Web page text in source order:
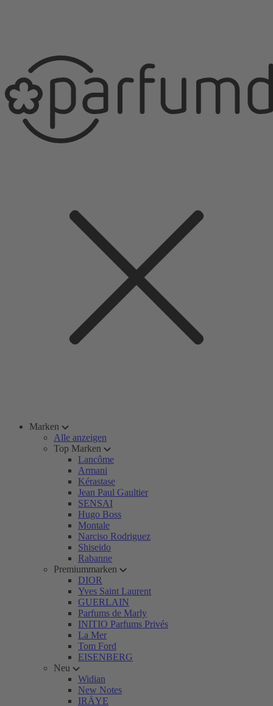
Marken
Alle anzeigen
Top Marken
Lancôme
Armani
Kérastase
Jean Paul Gaultier
SENSAI
Hugo Boss
Montale
Narciso Rodriguez
Shiseido
Rabanne
Premiummarken
DIOR
Yves Saint Laurent
GUERLAIN
Parfums de Marly
INITIO Parfums Privés
La Mer
Tom Ford
EISENBERG
Neu
Widian
New Notes
IRÄYE